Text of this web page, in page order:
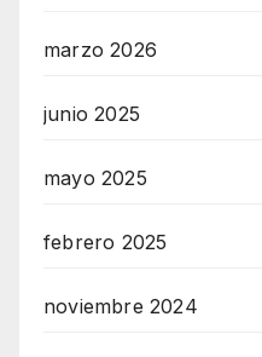
marzo 2026
junio 2025
mayo 2025
febrero 2025
noviembre 2024